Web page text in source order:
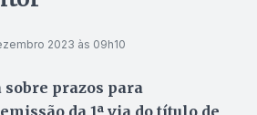
2023 às 09h10
prazos para